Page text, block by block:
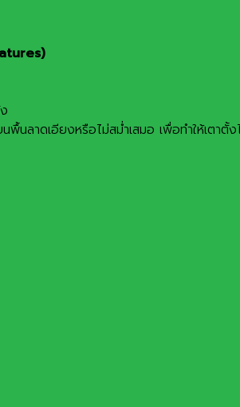
ลาดเอียงหรือไม่สม่ำเสมอ เพื่อทำให้เตาตั้